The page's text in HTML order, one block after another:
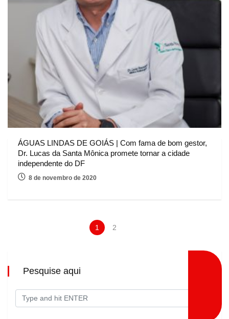
ÁGUAS LINDAS DE GOIÁS | Com fama de bom gestor,
Dr. Lucas da Santa Mônica promete tornar a cidade
independente do DF
8 de novembro de 2020
1 2
Pesquise aqui